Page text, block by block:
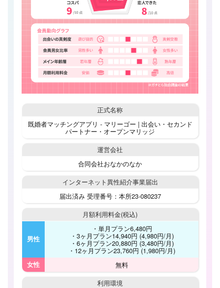
正式名称
既婚者マッチングアプリ - マリーゴー | 出会い・セカンド
パートナー・オープンマリッジ
運営会社
合同会社おなかのなか
インターネット異性紹介事業届出
届出済み 受理番号：本所23-080237
月額利用料金(税込)
男性
・単月プラン6,480円
・3ヶ月プラン14,940円 (4,980円/月)
・6ヶ月プラン20,880円 (3,480円/月)
・12ヶ月プラン23,760円 (1,980円/月)
女性
無料
利用環境